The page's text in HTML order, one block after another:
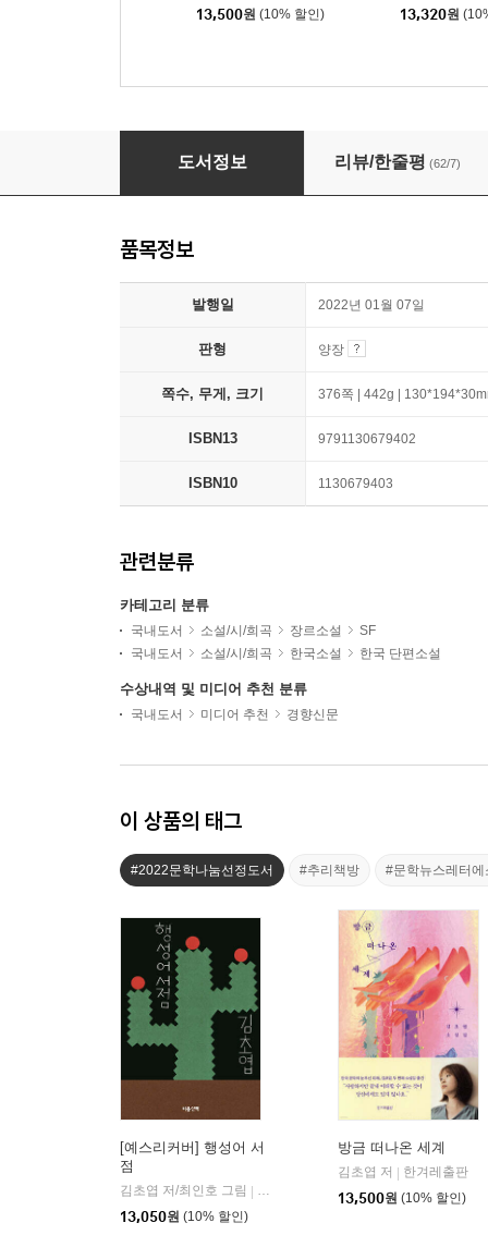
13,500원 (10% 할인) 13,320원
너의 다정한 우주로부터
도서정보 리뷰/한줄평 (62/7)
품목정보
발행일 2022년 01월 07일
판형 양장
쪽수, 무게, 크기 376쪽 | 442g |
ISBN13 9791130679402
ISBN10 1130679403
관련분류
카테고리 분류
국내도서 소설/시/희곡 장르소설
SF
국내도서
소설/시/희곡 한국소설 한국 단편소설
수상내역 및 미디어 추천 분류
국내도서 미디어 추천 경향신문
이 상품의 태그
#2022문학나눔선정도서 #추리책방 #문학뉴스레터에
[예스리커버] 행성어 서
점
김초엽 저/최인호 그림
마음산책
13,050원 (10% 할인)
방금 떠나온 세계
김초엽 저
한겨레출판
13,500원 (10% 할인)